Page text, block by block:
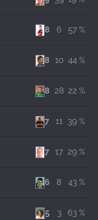
8 6 57 %
8 10 44 %
8 28 22 %
7 11 39 %
7 17 29 %
6 8 43 %
5 3 63 %